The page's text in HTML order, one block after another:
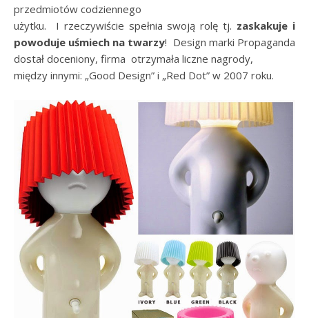
przedmiotów codziennego
użytku. I rzeczywiście spełnia swoją rolę tj. zaskakuje i
powoduje uśmiech na twarzy! Design marki Propaganda
dostał doceniony, firma otrzymała liczne nagrody,
między innymi: „Good Design” i „Red Dot” w 2007 roku.